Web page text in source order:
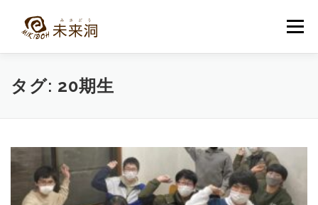
メニュー
教室紹介 未来洞について
タグ: 20期生